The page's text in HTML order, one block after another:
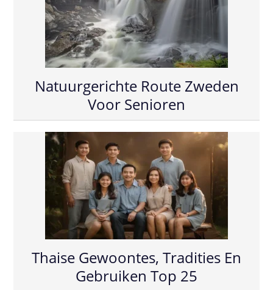
Natuurgerichte Route Zweden
Voor Senioren
Thaise Gewoontes, Tradities En
Gebruiken Top 25